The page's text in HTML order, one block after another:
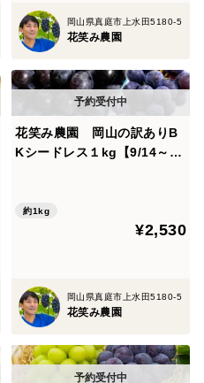
岡山県真庭市上水田5180-5
花笑み農園
花笑み農園 岡山の訳ありB
Kシードレス１kg【9/14～順
約1kg
¥2,530
岡山県真庭市上水田5180-5
花笑み農園